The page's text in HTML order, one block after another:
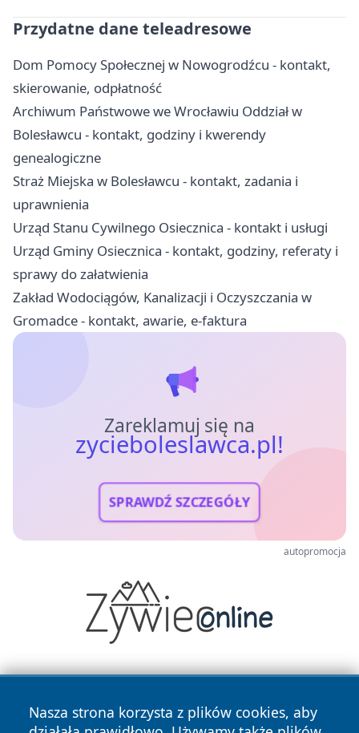
Przydatne dane teleadresowe
Dom Pomocy Społecznej w Nowogrodźcu - kontakt,
skierowanie, odpłatność
Archiwum Państwowe we Wrocławiu Oddział w
Bolesławcu - kontakt, godziny i kwerendy
genealogiczne
Straż Miejska w Bolesławcu - kontakt, zadania i
uprawnienia
Urząd Stanu Cywilnego Osiecznica - kontakt i usługi
Urząd Gminy Osiecznica - kontakt, godziny, referaty i
sprawy do załatwienia
Zakład Wodociągów, Kanalizacji i Oczyszczania w
Gromadce - kontakt, awarie, e-faktura
Zareklamuj się na
zycieboleslawca.pl!
SPRAWDŹ SZCZEGÓŁY
autopromocja
Nasza strona korzysta z plików cookies, aby